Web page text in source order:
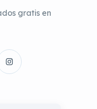
gratis en